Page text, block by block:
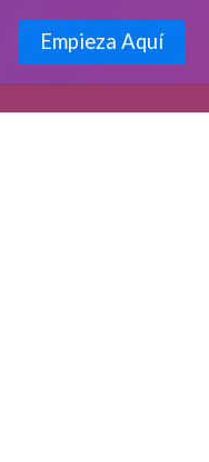
Empieza Aquí